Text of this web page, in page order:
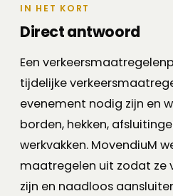
IN HET KORT
Direct antwoord
Een
tijdelijke
evenement nodig zijn en
borden, hekken,
werkvakken. MovendiuM
maatregelen uit zodat ze
zijn en naadloos